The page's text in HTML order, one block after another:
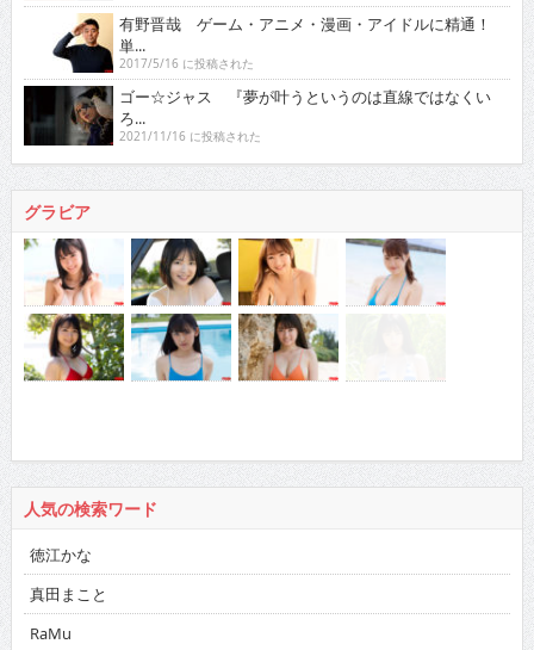
有野晋哉 ゲーム・アニメ・漫画・アイドルに精通！
単...
2017/5/16 に投稿された
ゴー☆ジャス 『夢が叶うというのは直線ではなくい
ろ...
2021/11/16 に投稿された
グラビア
人気の検索ワード
徳江かな
真田まこと
RaMu